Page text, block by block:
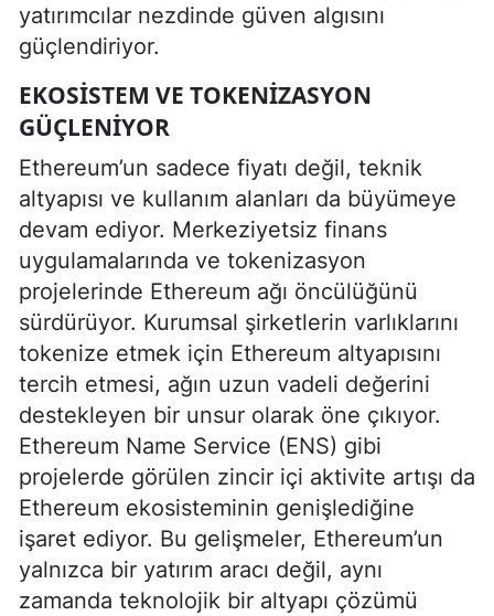
yatırımcılar nezdinde güven algısını
güçlendiriyor.
EKOSISTEM VE TOKENIZASYON
GÜÇLENIYOR
Ethereum’un sadece fiyatı değil, teknik
altyapısı ve kullanım alanları da büyümeye
devam ediyor. Merkeziyetsiz finans
uygulamalarında ve tokenizasyon
projelerinde Ethereum ağı öncülüğünü
sürdürüyor. Kurumsal şirketlerin varlıklarını
tokenize etmek için Ethereum altyapısını
tercih etmesi, ağın uzun vadeli değerini
destekleyen bir unsur olarak öne çıkıyor.
Ethereum Name Service (ENS) gibi
projelerde görülen zincir içi aktivite artışı da
Ethereum ekosisteminin genişlediğine
işaret ediyor. Bu gelişmeler, Ethereum’un
yalnızca bir yatırım aracı değil, aynı
zamanda teknolojik bir altyapı çözümü